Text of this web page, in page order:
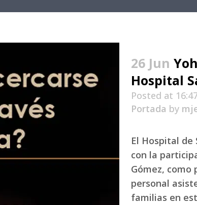
26 Jun
Hospital
Posted at
Portada by
El Hospital de
con la
Gómez,
personal
familias en